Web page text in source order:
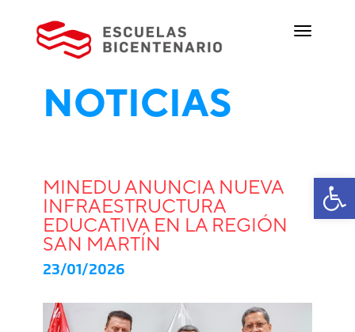
NOTICIAS
MINEDU ANUNCIA NUEVA
INFRAESTRUCTURA
EDUCATIVA EN LA REGIÓN
SAN MARTÍN
23/01/2026